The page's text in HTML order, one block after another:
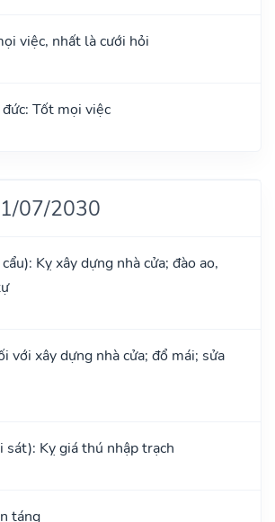
việc, nhất là cưới hỏi
Tốt mọi việc
07/2030
Kỵ xây dựng nhà cửa; đào ao,
với xây dựng nhà cửa; đổ mái; sửa
sát): Kỵ giá thú nhập trạch
táng